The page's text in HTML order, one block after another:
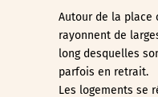
Autour de la place
rayonnent de
long desquelles
parfois en retrait.
Les logements se